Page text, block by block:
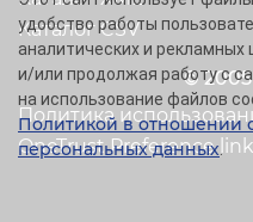
©
Каталог CSV
Политика
OneTrust Preference link
удобство работы
аналитических и
и/или продолжая работу с
на использование файлов
Политикой в отношении
персональных данных.